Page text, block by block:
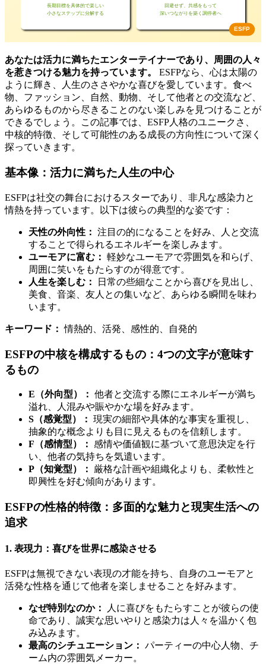
あなたは活力に満ちたエンターテイナーであり、周囲の人々
を惹きつける魅力を持っています。
ESFPなら、心は太陽の
ように輝き、人生のささやかな喜びを愛しています。食べ
物、ファッション、自然、動物、そして他者との交流など、
あらゆるものから尽きることのない楽しみを見つけることが
できるでしょう。この記事では、ESFP人格のユニークさ、
中核的特徴、そして可能性のある成長の方向性について深く
探っていきます。
基本像：活力に満ちた人生の中心
ESFPは社交の舞台におけるスターであり、非凡な感染力と
情熱を持っています。以下は彼らの典型的な姿です：
天性の外向性： 注目の的になることを好み、人と交流
することで得られるエネルギーを楽しみます。
ユーモアに富む： 軽妙なユーモアで雰囲気を和らげ、
周囲に笑いをもたらすのが得意です。
人生を楽しむ：
日常の些細なことから喜びを見出し、
美食、音楽、友人との集いなど、あらゆる瞬間を味わ
います。
キーワード： 情熱的、活発、感性的、自発的
ESFPの中核を構成するもの：4つの文字が意味す
るもの
E（外向型）： 他者と交流する際にエネルギーが満ち
溢れ、人混みや賑やかな場を好みます。
S（感覚型）： 現実の細部や具体的な事実を重視し、
抽象的な概念よりも目に見えるものを信頼します。
F（感情型）： 感情や価値観に基づいて意思決定を行
い、他者の気持ちを気遣います。
P（知覚型）：
厳格な計画や組織化よりも、柔軟性と
即興性を好む傾向があります。
ESFPの性格的特徴：多面的な魅力と現実生活への
追求
1. 表現力：喜びを世界に感染させる
ESFPは無視できない表現の才能を持ち、自身のユーモアと
活発な性格を通じて他者を楽しませることを好みます。
なぜ特別なのか：
人に喜びをもたらすことが彼らの使
命であり、誠実な思いやりと感染力は人々を温かく包
み込みます。
最高のシチュエーション： パーティーの中心人物、チ
ーム内の雰囲気メーカー。